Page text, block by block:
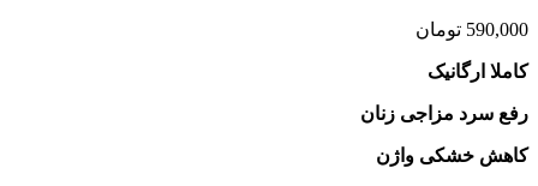
590,000 تومان
کاملا ارگانیک
رفع سرد مزاجی زنان
کاهش خشکی واژن